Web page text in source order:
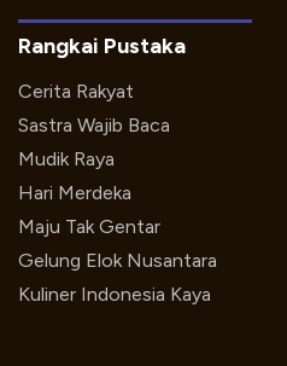
Rangkai Pustaka
Cerita Rakyat
Sastra Wajib Baca
Mudik Raya
Hari Merdeka
Maju Tak Gentar
Gelung Elok Nusantara
Kuliner Indonesia Kaya